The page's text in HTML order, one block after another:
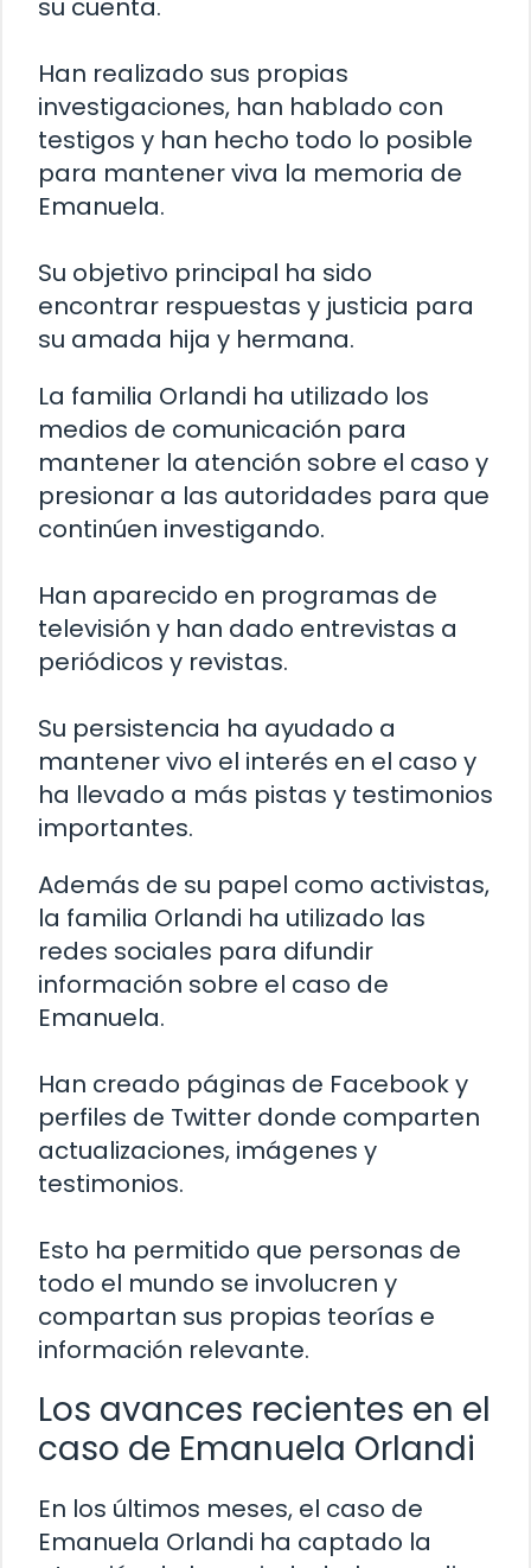
su cuenta.
Han realizado sus propias
investigaciones, han hablado con
testigos y han hecho todo lo posible
para mantener viva la memoria de
Emanuela.
Su objetivo principal ha sido
encontrar respuestas y justicia para
su amada hija y hermana.
La familia Orlandi ha utilizado los
medios de comunicación para
mantener la atención sobre el caso y
presionar a las autoridades para que
continúen investigando.
Han aparecido en programas de
televisión y han dado entrevistas a
periódicos y revistas.
Su persistencia ha ayudado a
mantener vivo el interés en el caso y
ha llevado a más pistas y testimonios
importantes.
Además de su papel como activistas,
la familia Orlandi ha utilizado las
redes sociales para difundir
información sobre el caso de
Emanuela.
Han creado páginas de Facebook y
perfiles de Twitter donde comparten
actualizaciones, imágenes y
testimonios.
Esto ha permitido que personas de
todo el mundo se involucren y
compartan sus propias teorías e
información relevante.
Los avances recientes en el
caso de Emanuela Orlandi
En los últimos meses, el caso de
Emanuela Orlandi ha captado la